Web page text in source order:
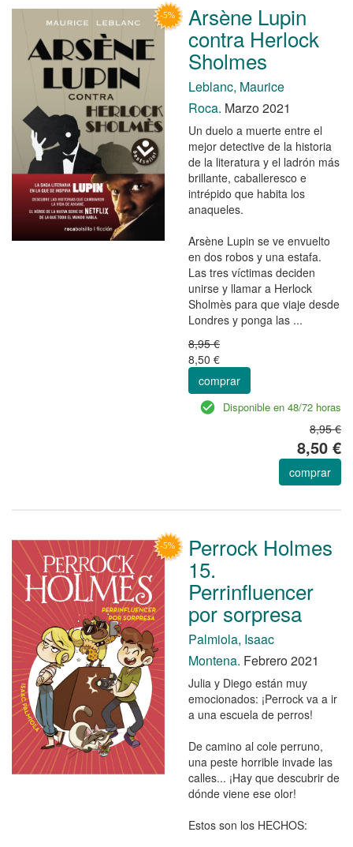
Arsène Lupin
contra Herlock
Sholmes
Leblanc, Maurice
Roca. Marzo 2021
Un duelo a muerte entre el
mejor detective de la historia
de la literatura y el ladrón más
brillante, caballeresco e
intrépido que habita los
anaqueles.
Arsène Lupin se ve envuelto
en dos robos y una estafa.
Las tres víctimas deciden
unirse y llamar a Herlock
Sholmès para que viaje desde
Londres y ponga las ...
8,95 €
8,50 €
comprar
Disponible en 48/72 horas
8,95 €
8,50 €
comprar
Perrock Holmes
15.
Perrinfluencer
por sorpresa
Palmiola, Isaac
Montena. Febrero 2021
Julia y Diego están muy
emocionados: ¡Perrock va a ir
a una escuela de perros!
De camino al cole perruno,
una peste horrible invade las
calles... ¡Hay que descubrir de
dónde viene ese olor!
Estos son los HECHOS: